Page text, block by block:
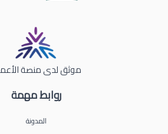
روابط مهمة
المدونة
موثق لدى منصة